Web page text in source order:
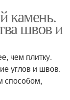
камень.
швов и
чем плитку.
углов и швов.
способом,